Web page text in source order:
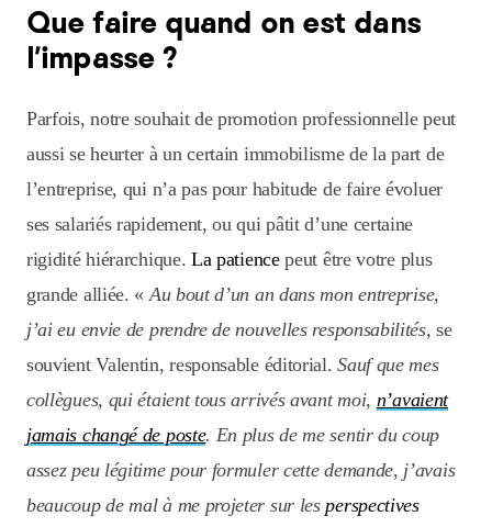
Que faire quand on est dans
l’impasse ?
Parfois, notre souhait de promotion professionnelle peut
aussi se heurter à un certain immobilisme de la part de
l’entreprise, qui n’a pas pour habitude de faire évoluer
ses salariés rapidement, ou qui pâtit d’une certaine
rigidité hiérarchique.La patiencepeut être votre plus
grande alliée. «Au bout d’un an dans mon entreprise,
j’ai eu envie de prendre de nouvelles responsabilités, se
souvient Valentin, responsable éditorial.Sauf que mes
collègues, qui étaient tous arrivés avant moi, n’avaient
jamais changé de poste. En plus de me sentir du coup
assez peu légitime pour formuler cette demande, j’avais
beaucoup de mal à me projeter sur lesperspectives